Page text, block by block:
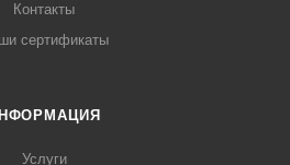
Контакты
сертификаты
Услуги